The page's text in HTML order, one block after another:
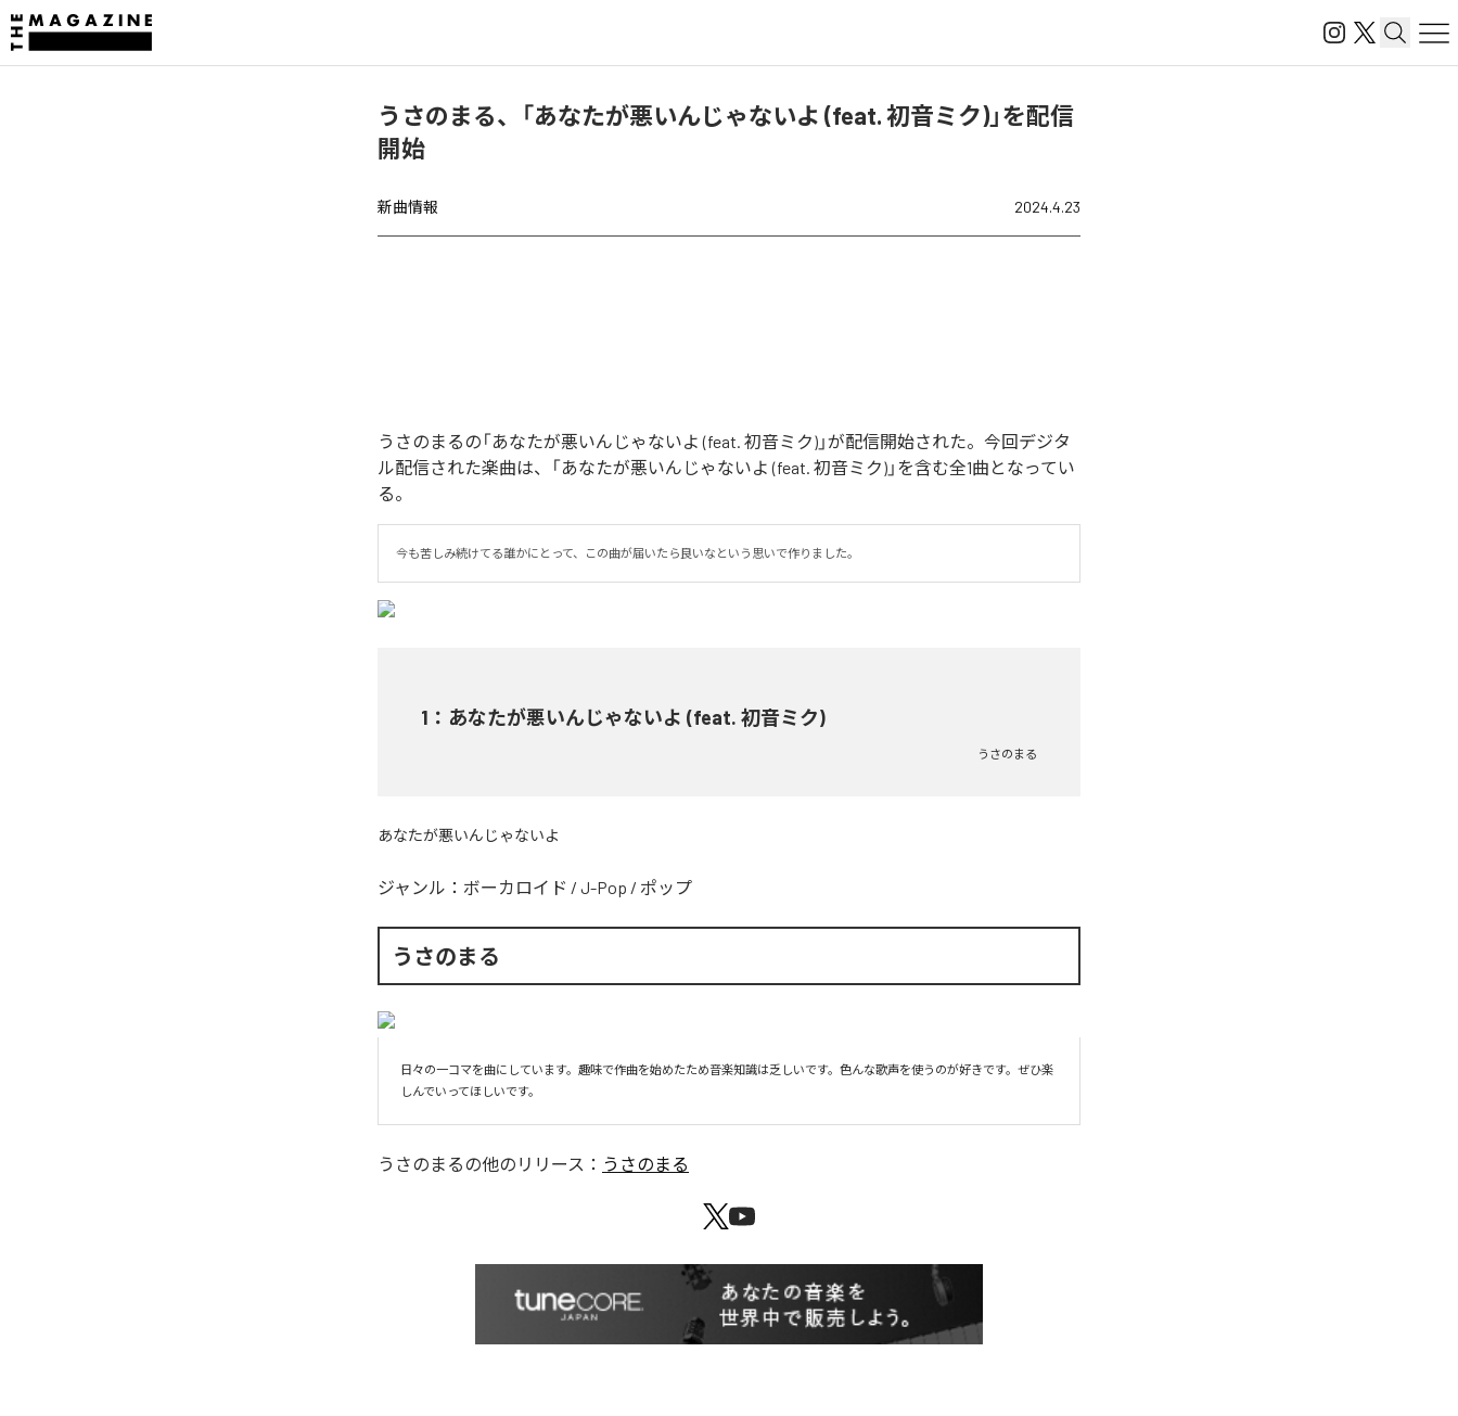
うさのまる、「あなたが悪いんじゃないよ (feat. 初音ミク)」を配信
開始
新曲情報 2024.4.23
うさのまるの「あなたが悪いんじゃないよ (feat. 初音ミク)」が配信開始された。今回デジタ
ル配信された楽曲は、「あなたが悪いんじゃないよ (feat. 初音ミク)」を含む全1曲となってい
る。
今も苦しみ続けてる誰かにとって、この曲が届いたら良いなという思いで作りました。
1 ： あなたが悪いんじゃないよ (feat. 初音ミク)
うさのまる
あなたが悪いんじゃないよ
ジャンル： ボーカロイド / J-Pop / ポップ
うさのまる
日々の一コマを曲にしています。趣味で作曲を始めたため音楽知識は乏しいです。色んな歌声を使うのが好きです。ぜひ楽
しんでいってほしいです。
うさのまるの他のリリース： うさのまる